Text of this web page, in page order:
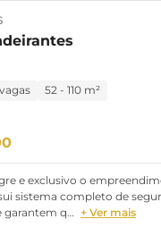
para Morar
52 - 110 m²
e exclusivo o
sistema completo de
garantem q… + Ver mais